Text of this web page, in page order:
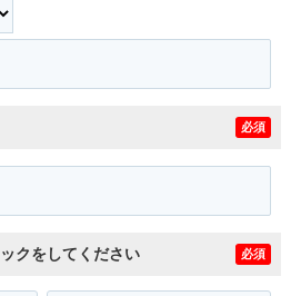
必須
クをしてください 必須